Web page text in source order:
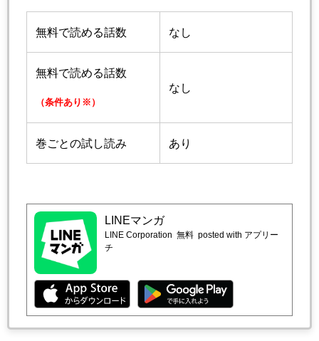
無料で読める話数 なし
無料で読める話数
（条件あり※）
なし
巻ごとの試し読み あり
LINEマンガ
LINE Corporation 無料 posted with アプリー
チ